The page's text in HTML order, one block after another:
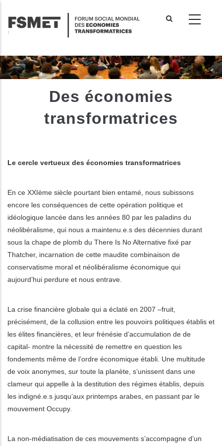
contenu
actions supplémentaires
Des économies
transformatrices
Le cercle vertueux des économies transformatrices
En ce XXIème siècle pourtant bien entamé, nous subissons
encore les conséquences de cette opération politique et
idéologique lancée dans les années 80 par les paladins du
néolibéralisme, qui nous a maintenu.e.s des décennies durant
sous la chape de plomb du There Is No Alternative fixé par
Thatcher, incarnation de cette maudite combinaison de
conservatisme moral et néolibéralisme économique qui
aujourd’hui perdure et nous entrave.
La crise financière globale qui a éclaté en 2007 –fruit,
précisément, de la collusion entre les pouvoirs politiques établis et
les élites financières, et leur frénésie d’accumulation de de
capital- montre la nécessité de remettre en question les
fondements même de l’ordre économique établi. Une multitude
de voix anonymes, sur toute la planète, s’unissent dans une
clameur qui appelle à la destitution des régimes établis, depuis
les indigné.e.s jusqu’aux printemps arabes, en passant par le
mouvement Occupy.
La non-médiatisation de ces mouvements s’accompagne d’un